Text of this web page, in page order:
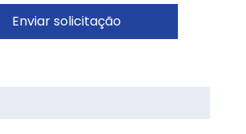
Enviar solicitação